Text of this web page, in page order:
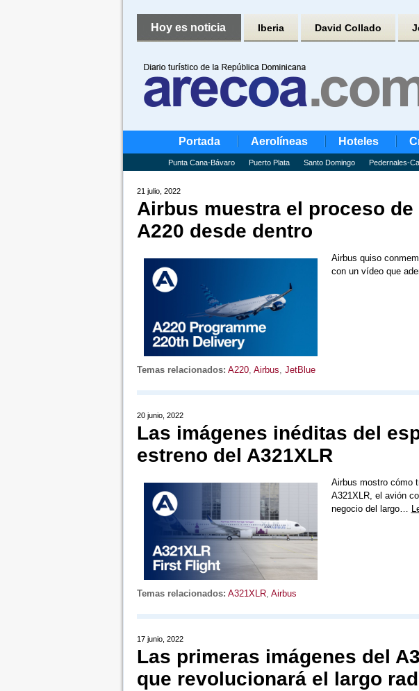
Hoy es noticia Iberia David Collado
Portada Aerolíneas Hoteles
Punta Cana-Bávaro Puerto Plata Santo Domingo Pedernales-
21 julio, 2022
Airbus muestra el proceso
A220 desde dentro
Airbus quiso
con un vídeo que
Temas relacionados: A220, Airbus JetBlue
20 junio, 2022
Las imágenes inéditas del
estreno del A321XLR
Airbus mostro cómo
A321XLR, el avión
negocio del largo…
Temas relacionados: A321XLR, Airbus
17 junio, 2022
Las primeras imágenes del
que revolucionará el largo